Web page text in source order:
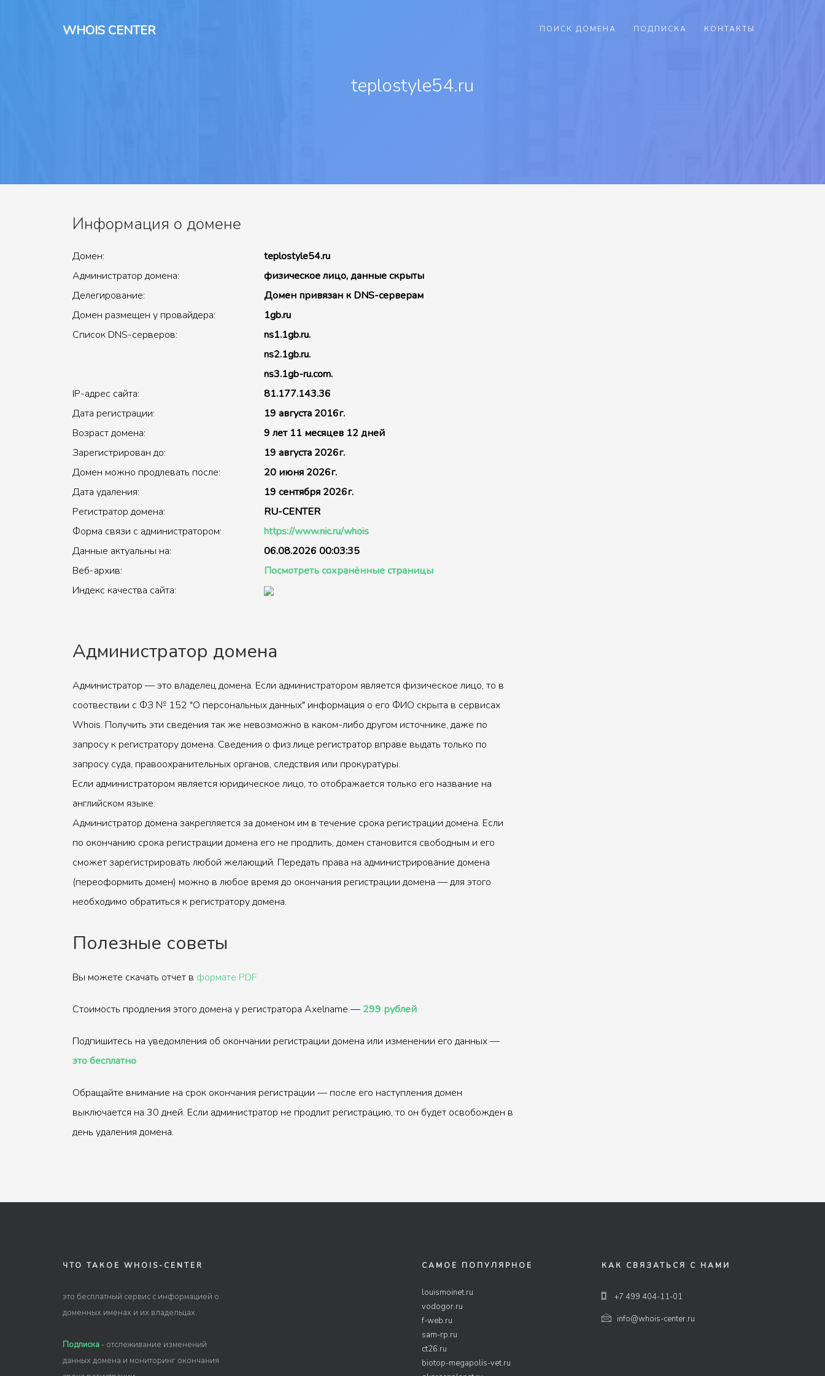
WHOIS CENTER ПОИСК ДОМЕНА ПОДПИСКА КОНТАКТЫ
teplostyle54.ru
Информация о домене
Домен:
teplostyle54.ru
Администратор домена:
физическое лицо, данные скрыты
Делегирование:
Домен привязан к DNS-серверам
Домен размещен у провайдера:
1gb.ru
Список DNS-серверов:
ns1.1gb.ru.
ns2.1gb.ru.
ns3.1gb-ru.com.
IP-адрес сайта:
81.177.143.36
Дата регистрации:
19 августа 2016г.
Возраст домена:
9 лет 11 месяцев 12 дней
Зарегистрирован до:
19 августа 2026г.
Домен можно продлевать после:
20 июня 2026г.
Дата удаления:
19 сентября 2026г.
Регистратор домена:
RU-CENTER
Форма связи с администратором:
https://www.nic.ru/whois
Данные актуальны на:
06.08.2026 00:03:35
Веб-архив:
Посмотреть сохранённые страницы
Индекс качества сайта:
Администратор домена
Администратор — это владелец домена. Если администратором является физическое лицо, то в
соотвествии с ФЗ № 152 "О персональных данных" информация о его ФИО скрыта в сервисах
Whois. Получить эти сведения так же невозможно в каком-либо другом источнике, даже по
запросу к регистратору домена. Сведения о физ.лице регистратор вправе выдать только по
запросу суда, правоохранительных органов, следствия или прокуратуры.
Если администратором является юридическое лицо, то отображается только его название на
английском языке.
Администратор домена закрепляется за доменом им в течение срока регистрации домена. Если
по окончанию срока регистрации домена его не продлить, домен становится свободным и его
сможет зарегистрировать любой желающий. Передать права на администрирование домена
(переоформить домен) можно в любое время до окончания регистрации домена — для этого
необходимо обратиться к регистратору домена.
Полезные советы
Вы можете скачать отчет в формате PDF
Стоимость продления этого домена у регистратора Axelname — 299 рублей
Подпишитесь на уведомления об окончании регистрации домена или изменении его данных —
это бесплатно
Обращайте внимание на срок окончания регистрации — после его наступления домен
выключается на 30 дней. Если администратор не продлит регистрацию, то он будет освобожден в
день удаления домена.
ЧТО ТАКОЕ WHOIS-CENTER
это бесплатный сервис с информацией о
доменных именах и их владельцах.
Подписка - отслеживание изменений
данных домена и мониторинг окончания
САМОЕ ПОПУЛЯРНОЕ
louismoinet.ru
vodogor.ru
f-web.ru
sam-rp.ru
ct26.ru
biotop-megapolis-vet.ru
КАК СВЯЗАТЬСЯ С НАМИ
+7 499 404-11-01
info@whois-center.ru